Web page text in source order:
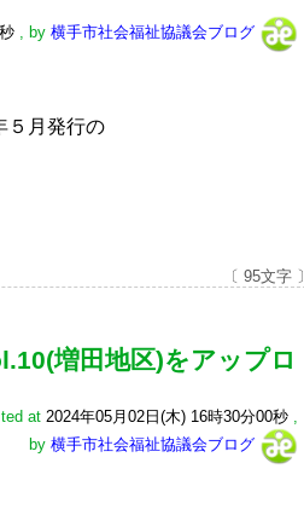
, by 横手市社会福祉協議会ブログ
月発行の
〔 95文字 〕
増田地区)をアップロ
at 2024年05月02日(木) 16時30分00秒,
by 横手市社会福祉協議会ブログ